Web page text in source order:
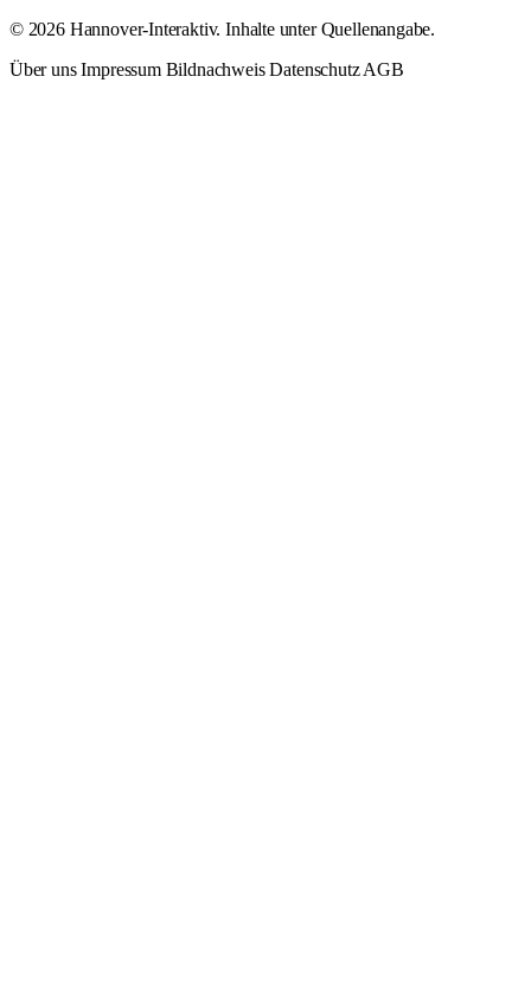
© 2026 Hannover-Interaktiv. Inhalte unter Quellenangabe.
Über uns Impressum Bildnachweis Datenschutz AGB